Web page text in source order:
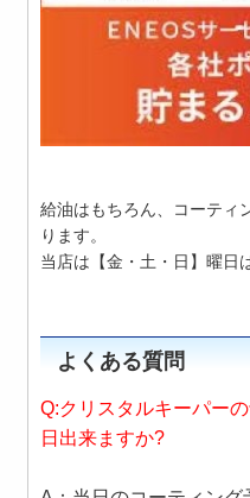
給油はもちろん、コーティ
ります。
当店は【金・土・日】曜日
よくある質問
Q:クリスタルキーパー
日出来ますか?